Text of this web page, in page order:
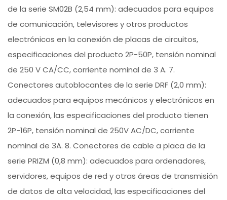
de la serie SM02B (2,54 mm): adecuados para equipos
de comunicación, televisores y otros productos
electrónicos en la conexión de placas de circuitos,
especificaciones del producto 2P-50P, tensión nominal
de 250 V CA/CC, corriente nominal de 3 A. 7.
Conectores autoblocantes de la serie DRF (2,0 mm):
adecuados para equipos mecánicos y electrónicos en
la conexión, las especificaciones del producto tienen
2P-16P, tensión nominal de 250V AC/DC, corriente
nominal de 3A. 8. Conectores de cable a placa de la
serie PRIZM (0,8 mm): adecuados para ordenadores,
servidores, equipos de red y otras áreas de transmisión
de datos de alta velocidad, las especificaciones del